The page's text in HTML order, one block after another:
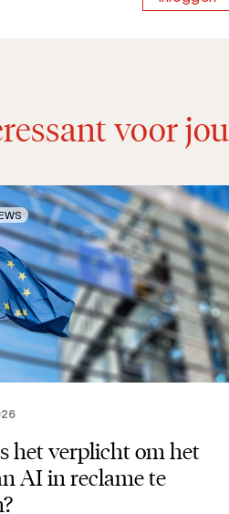
voor jou
het verplicht om het
AI in reclame te